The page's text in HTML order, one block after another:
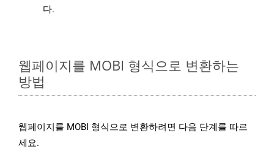
다.
웹페이지를 MOBI 형식으로 변환하는
방법
웹페이지를 MOBI 형식으로 변환하려면 다음 단계를 따르
세요.